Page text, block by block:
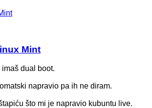
Mint
dual boot.
napravio pa ih ne diram.
što mi je napravio kubuntu live.